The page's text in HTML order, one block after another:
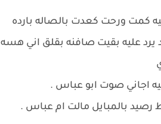
كمت ورحت كعدت بالصاله بارده
عليه بقيت صافنه بقلق اني هسه
رصيد بالمبايل مالت ام عباس .